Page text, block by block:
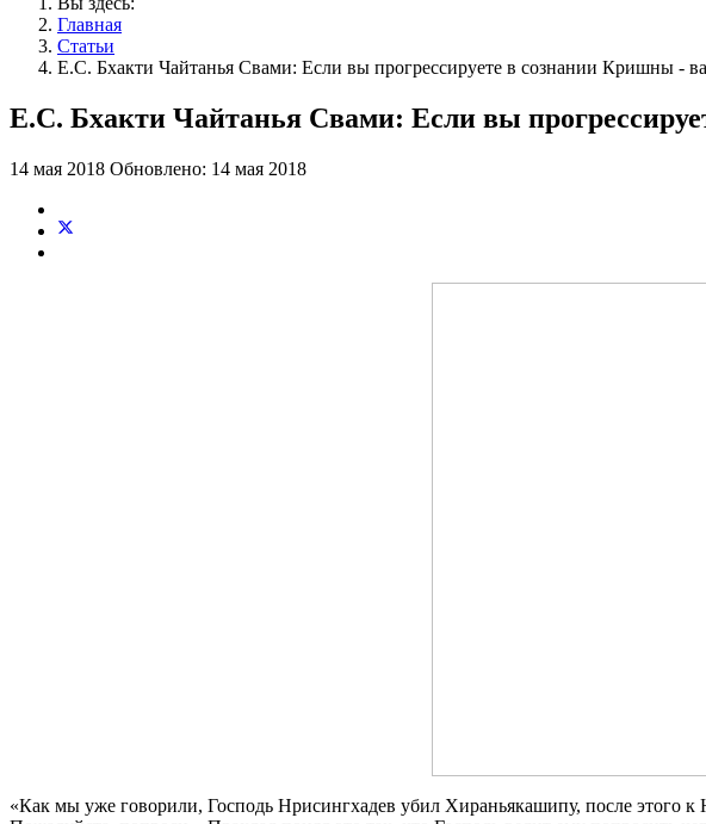
Главная
Статьи
Е.С. Бхакти Чайтанья Свами: Если вы прогрессируете в сознании Кришны -
Е.С. Бхакти Чайтанья Свами: Если вы
14 мая 2018 Обновлено: 14 мая 2018
«Как мы уже говорили, Господь Нрисингхадев убил Хираньякашипу, после этого